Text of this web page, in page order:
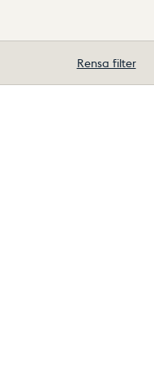
Rensa filter